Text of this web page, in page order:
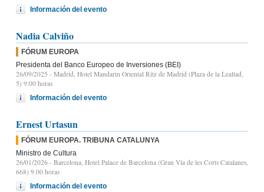
Información del evento
Nadia Calviño
FÓRUM EUROPA
Presidenta del Banco Europeo de Inversiones (BEI)
26/09/2025 - Madrid, Hotel Mandarin Oriental Ritz de Madrid (Plaza de la Lealtad,
5) 9:00 horas
Información del evento
Ernest Urtasun
FÓRUM EUROPA. TRIBUNA CATALUNYA
Ministro de Cultura
26/01/2026 - Barcelona, Hotel Palace de Barcelona (Gran Vía de les Corts Catalanes,
668) 9.00 horas
Información del evento